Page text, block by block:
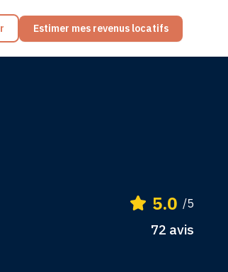
Estimer mes revenus locatifs
5.0 /5
72 avis